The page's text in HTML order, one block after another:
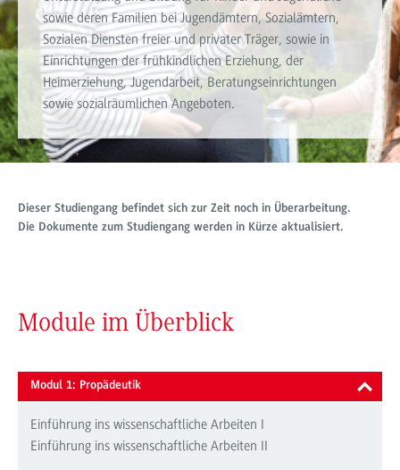
sowie deren Familien bei Jugendämtern, Sozialämtern,
Sozialen Diensten freier und privater Träger, sowie in
Einrichtungen der frühkindlichen Erziehung, der
Heimerziehung, Jugendarbeit, Beratungseinrichtungen
sowie sozialräumlichen Angeboten.
Dieser Studiengang befindet sich zur Zeit noch in Überarbeitung.
Die Dokumente zum Studiengang werden in Kürze aktualisiert.
Module im Überblick
Modul 1: Propädeutik
Einführung ins wissenschaftliche Arbeiten I
Einführung ins wissenschaftliche Arbeiten II